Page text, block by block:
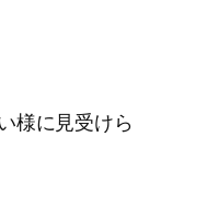
様に見受けら